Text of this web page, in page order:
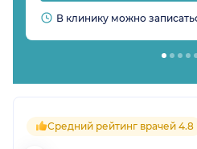
В клинику можно
Средний рейтинг врачей 4.8